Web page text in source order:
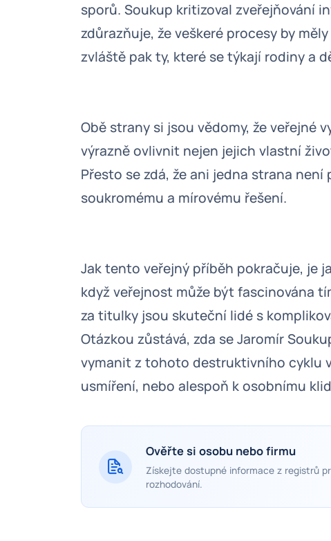
sporů. Soukup kritizoval zveřejňování
zdůrazňuje, že veškeré procesy by
zvláště pak ty, které se týkají rodiny a
Obě strany si jsou vědomy, že veřejné
výrazně ovlivnit nejen jejich vlastní
Přesto se zdá, že ani jedna strana
soukromému a mírovému řešení.
Jak tento veřejný příběh pokračuje, je
když veřejnost může být fascinována
za titulky jsou skuteční lidé s
Otázkou zůstává, zda se Jaromír
vymanit z tohoto destruktivního cyklu
usmíření, nebo alespoň k osobnímu
Ověřte si osobu nebo firmu
Získejte dostupné informace z registrů
rozhodování.